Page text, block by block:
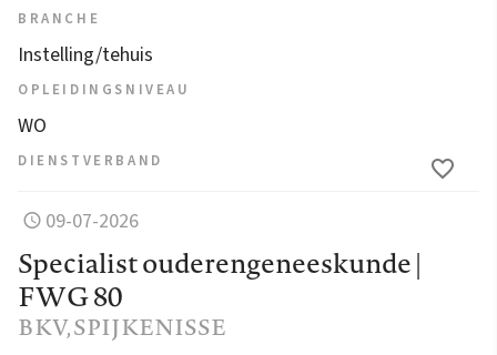
BRANCHE
Instelling/tehuis
OPLEIDINGSNIVEAU
WO
DIENSTVERBAND
09-07-2026
Specialist ouderengeneeskunde |
FWG 80
BKV, SPIJKENISSE